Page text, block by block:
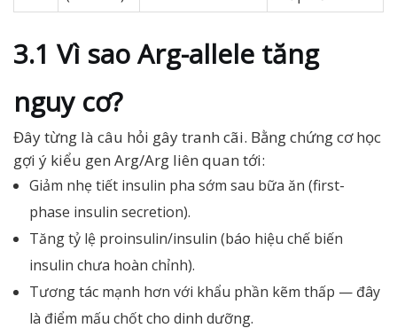
3.1 Vì sao Arg-allele tăng
nguy cơ?
Đây từng là câu hỏi gây tranh cãi. Bằng chứng cơ học
gợi ý kiểu gen Arg/Arg liên quan tới:
Giảm nhẹ tiết insulin pha sớm sau bữa ăn (first-
phase insulin secretion).
Tăng tỷ lệ proinsulin/insulin (báo hiệu chế biến
insulin chưa hoàn chỉnh).
Tương tác mạnh hơn với khẩu phần kẽm thấp — đây
là điểm mấu chốt cho dinh dưỡng.